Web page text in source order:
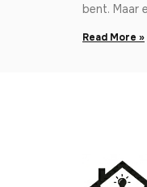
bent. Maar
Read More »